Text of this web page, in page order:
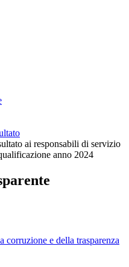
ai responsabili di servizio
anno 2024
corruzione e della trasparenza